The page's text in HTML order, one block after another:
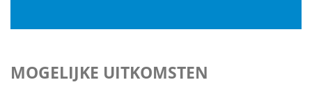
MOGELIJKE UITKOMSTEN